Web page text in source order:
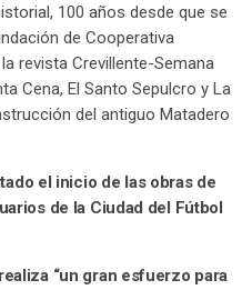
100 años desde que se
de Cooperativa
revista Crevillente-Semana
Cena, El Santo Sepulcro y La
del antiguo Matadero
el inicio de las obras de
de la Ciudad del Fútbol
“un gran esfuerzo para